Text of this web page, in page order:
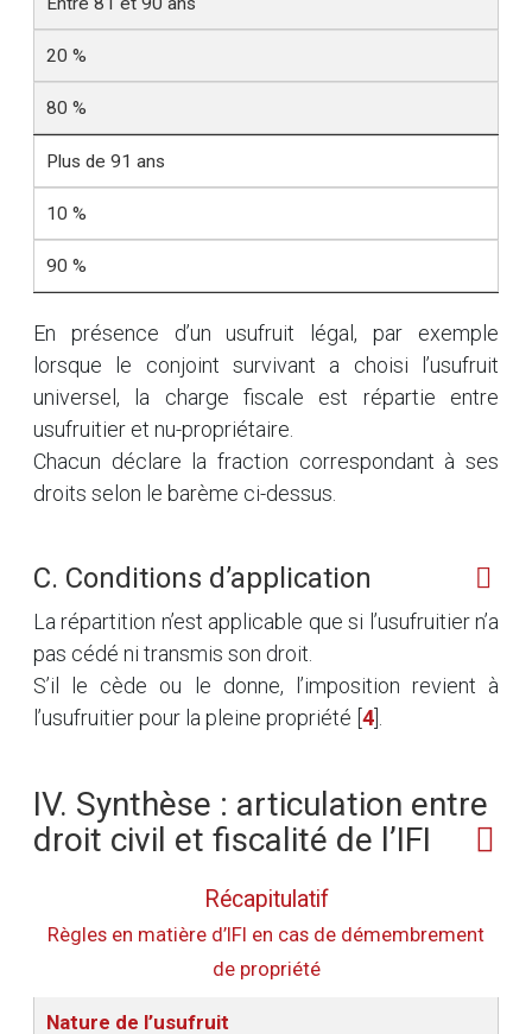
20 %
80 %
Plus de 91 ans
10 %
90 %
En présence d’un usufruit légal, par exemple
lorsque le conjoint survivant a choisi l’usufruit
universel, la charge fiscale est répartie entre
usufruitier et nu-propriétaire.
Chacun déclare la fraction correspondant à ses
droits selon le barème ci-dessus.
C. Conditions d’application
La répartition n’est applicable que si l’usufruitier n’a
pas cédé ni transmis son droit.
S’il le cède ou le donne, l’imposition revient à
l’usufruitier pour la pleine propriété 4
IV. Synthèse : articulation entre
droit civil et fiscalité de l’IFI
Récapitulatif
Règles en matière d’IFI en cas de démembrement
de propriété
Nature de l’usufruit